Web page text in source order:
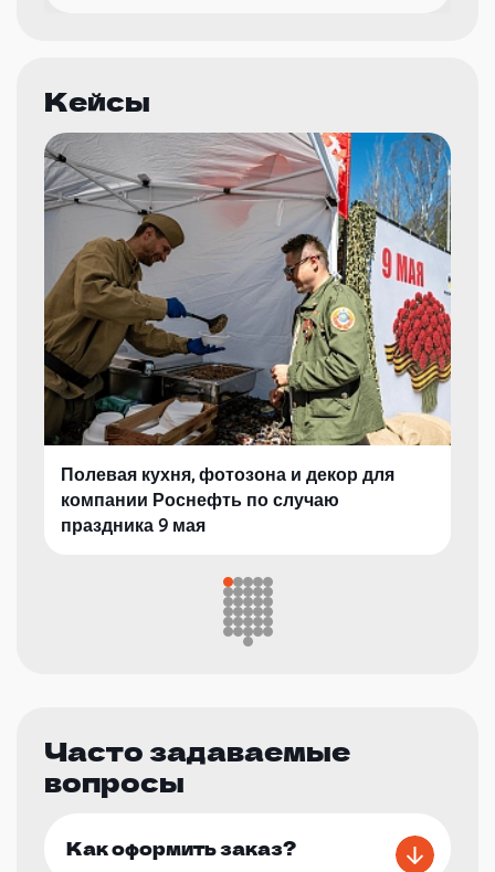
Кейсы
Полевая кухня, фотозона и декор для
компании Роснефть по случаю
праздника 9 мая
Часто задаваемые
вопросы
Как оформить заказ?